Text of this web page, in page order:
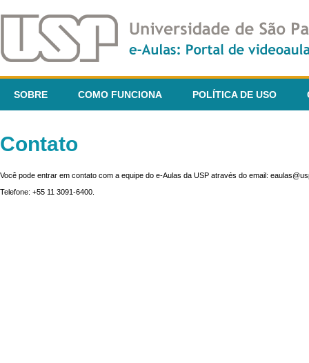
SOBRE COMO FUNCIONA POLÍTICA DE USO
Contato
Você pode entrar em contato com a equipe do e-Aulas da USP através do email:
Telefone: +55 11 3091-6400.